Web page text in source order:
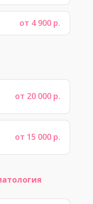
от 4 900 р.
от 20 000 р.
от 15 000 р.